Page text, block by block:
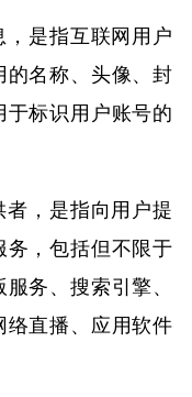
，是指互联网用户
名称、头像、封
标识用户账号的
者，是指向用户提
，包括但不限于
务、搜索引擎、
直播、应用软件